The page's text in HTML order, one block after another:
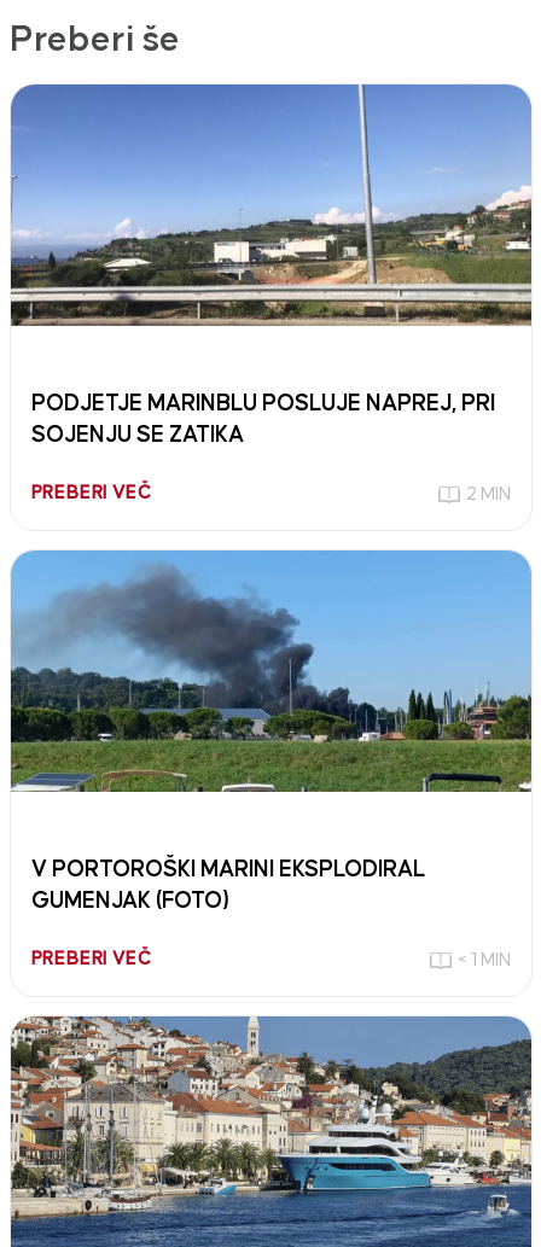
Preberi še
PODJETJE MARINBLU POSLUJE NAPREJ, PRI
SOJENJU SE ZATIKA
PREBERI VEČ 2 MIN
V PORTOROŠKI MARINI EKSPLODIRAL
GUMENJAK (FOTO)
PREBERI VEČ < 1 MIN